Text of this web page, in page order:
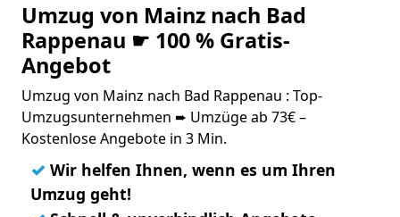
Umzug von Mainz nach Bad
Rappenau ☛ 100 % Gratis-
Angebot
Umzug von Mainz nach Bad Rappenau : Top-
Umzugsunternehmen ➨ Umzüge ab 73€ –
Kostenlose Angebote in 3 Min.
✓ Wir helfen Ihnen, wenn es um Ihren
Umzug geht!